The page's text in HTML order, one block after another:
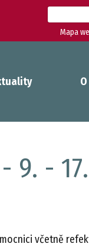
Mapa
-
včetně